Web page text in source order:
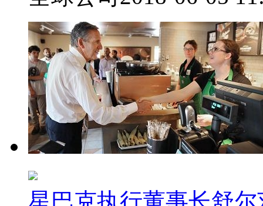
星巴克执行董事长舒